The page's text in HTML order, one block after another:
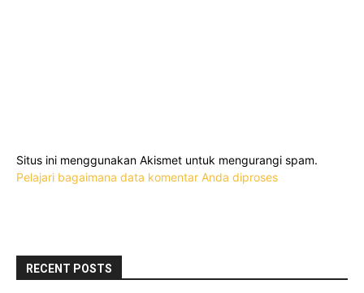
Situs ini menggunakan Akismet untuk mengurangi spam.
Pelajari bagaimana data komentar Anda diproses
RECENT POSTS